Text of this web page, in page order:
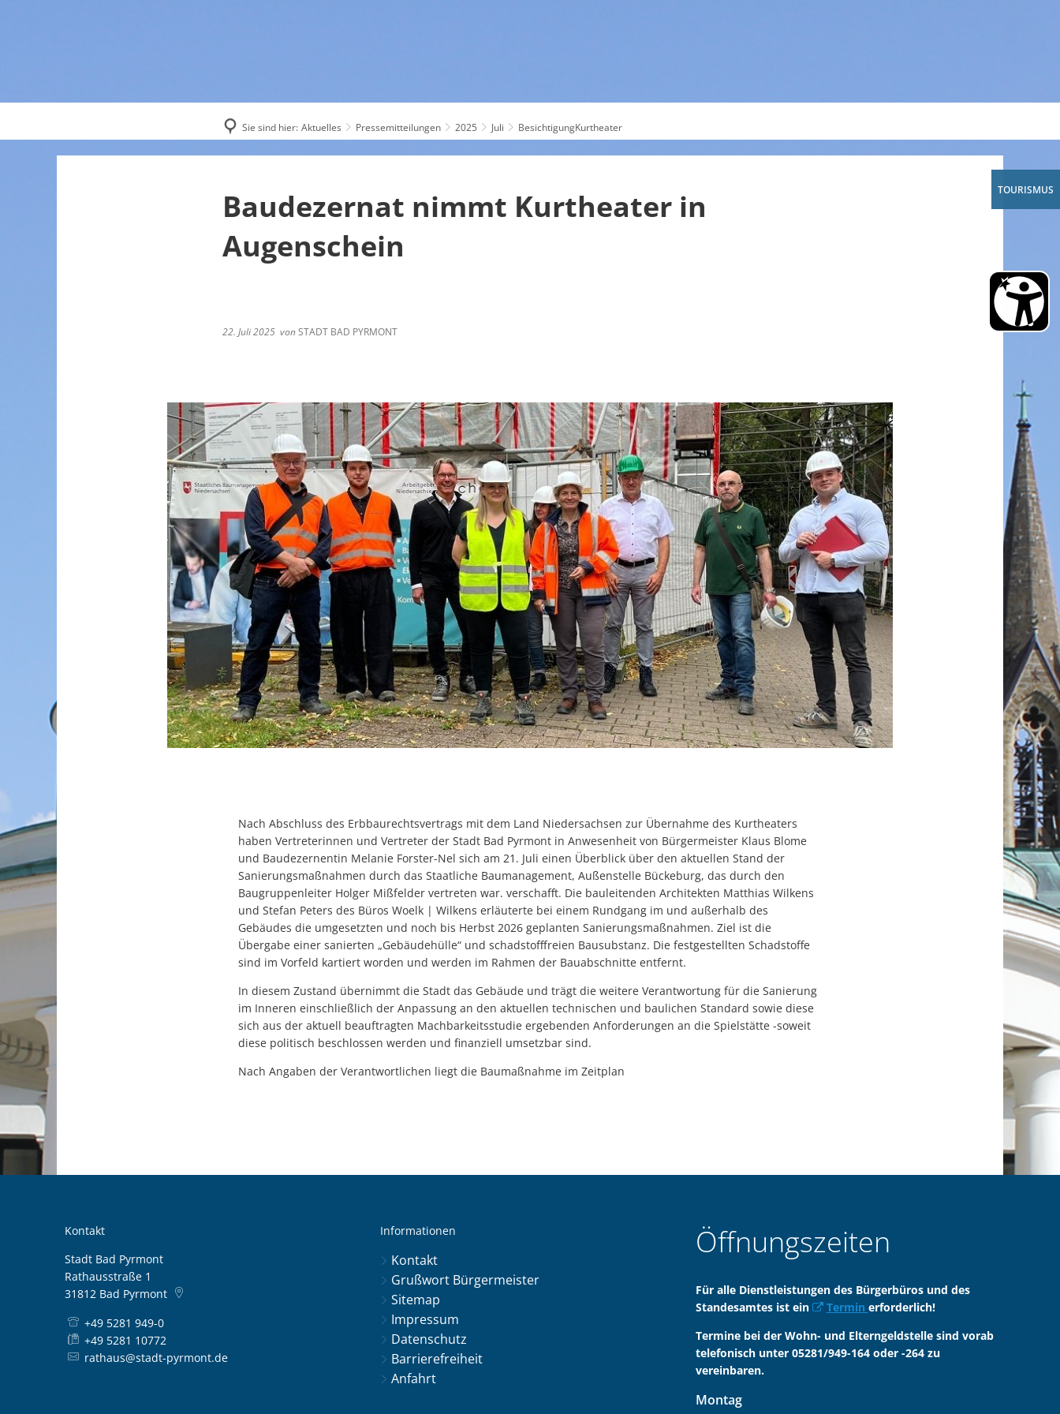
TOURISMUS
Sie sind hier: Aktuelles Pressemitteilungen 2025 Juli BesichtigungKurtheater
Baudezernat nimmt Kurtheater in
Augenschein
22. Juli 2025 vonSTADT BAD PYRMONT
Nach Abschluss des Erbbaurechtsvertrags mit dem Land Niedersachsen zur Übernahme des Kurtheaters
haben Vertreterinnen und Vertreter der Stadt Bad Pyrmont in Anwesenheit von Bürgermeister Klaus Blome
und Baudezernentin Melanie Forster-Nel sich am 21. Juli einen Überblick über den aktuellen Stand der
Sanierungsmaßnahmen durch das Staatliche Baumanagement, Außenstelle Bückeburg, das durch den
Baugruppenleiter Holger Mißfelder vertreten war. verschafft. Die bauleitenden Architekten Matthias Wilkens
und Stefan Peters des Büros Woelk | Wilkens erläuterte bei einem Rundgang im und außerhalb des
Gebäudes die umgesetzten und noch bis Herbst 2026 geplanten Sanierungsmaßnahmen. Ziel ist die
Übergabe einer sanierten „Gebäudehülle“ und schadstofffreien Bausubstanz. Die festgestellten Schadstoffe
sind im Vorfeld kartiert worden und werden im Rahmen der Bauabschnitte entfernt.
In diesem Zustand übernimmt die Stadt das Gebäude und trägt die weitere Verantwortung für die Sanierung
im Inneren einschließlich der Anpassung an den aktuellen technischen und baulichen Standard sowie diese
sich aus der aktuell beauftragten Machbarkeitsstudie ergebenden Anforderungen an die Spielstätte -soweit
diese politisch beschlossen werden und finanziell umsetzbar sind.
Nach Angaben der Verantwortlichen liegt die Baumaßnahme im Zeitplan
Kontakt
Stadt Bad Pyrmont
Rathausstraße 1
31812 Bad Pyrmont
+49 5281 949-0
+49 5281 10772
rathaus@stadt-pyrmont.de
Informationen
Kontakt
Grußwort Bürgermeister
Sitemap
Impressum
Datenschutz
Barrierefreiheit
Anfahrt
Öffnungszeiten
Für alle Dienstleistungen des Bürgerbüros und des
Standesamtes ist ein
Termin erforderlich!
Termine bei der Wohn- und Elterngeldstelle sind vorab
telefonisch unter 05281/949-164 oder -264 zu
vereinbaren.
Montag